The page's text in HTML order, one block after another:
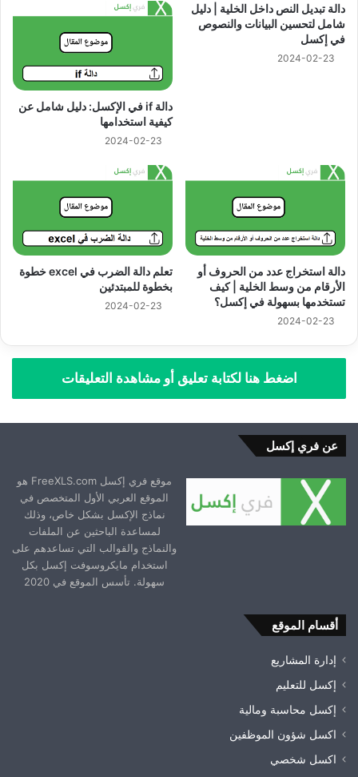
دالة تبديل النص داخل الخلية | دليل
شامل لتحسين البيانات والنصوص
في إكسل
2024-02-23
دالة if في الإكسل: دليل شامل عن
كيفية استخدامها
2024-02-23
دالة استخراج عدد من الحروف أو
الأرقام من وسط الخلية | كيف
تستخدمها بسهولة في إكسل؟
2024-02-23
تعلم دالة الضرب في excel خطوة
بخطوة للمبتدئين
2024-02-23
اضغط هنا لكتابة تعليق أو مشاهدة التعليقات
عن فري إكسل
موقع فري إكسل FreeXLS.com هو
الموقع العربي الأول المتخصص في
نماذج الإكسل بشكل خاص، وذلك
لمساعدة الباحثين عن الملفات
والنماذج والقوالب التي تساعدهم على
استخدام مايكروسوفت إكسل بكل
سهولة. تأسس الموقع في 2020
أقسام الموقع
إدارة المشاريع
إكسل للتعليم
إكسل محاسبة ومالية
اكسل شؤون الموظفين
اكسل شخصي